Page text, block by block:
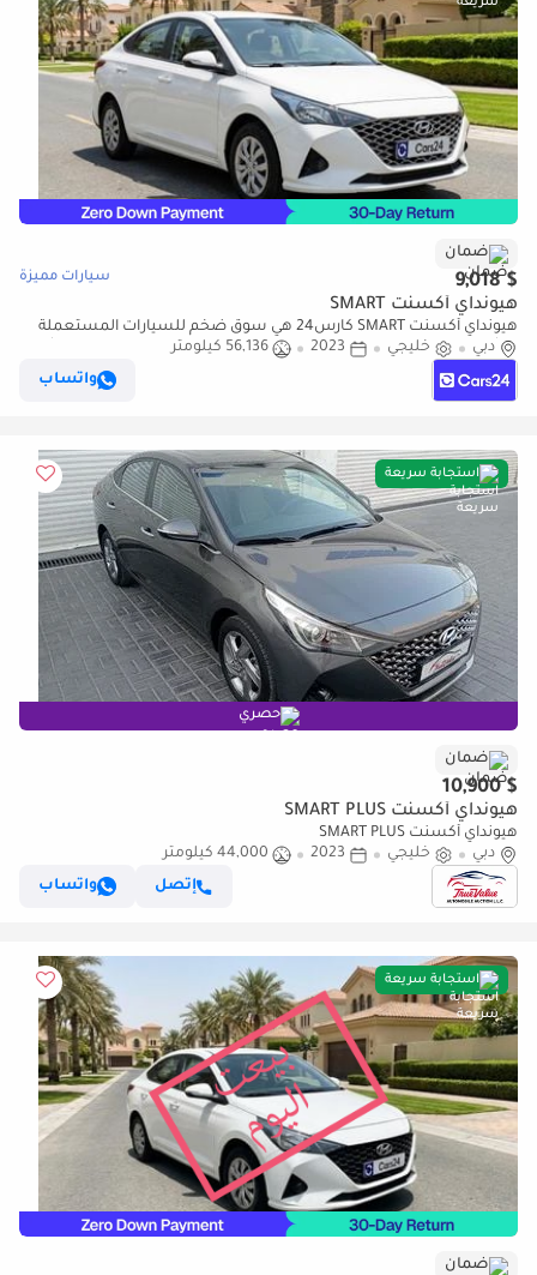
ضمان
$ 9,018 سيارات مميزة
هيونداي أكسنت SMART
هيونداي أكسنت SMART كارس24 هي سوق ضخم للسيارات المستعملة
موثوق ومضمون ٪كارس24 هي سوق ضخم للسيارات المستعملة موثوق
دبي خليجي 2023
56,136 كيلومتر
واتساب
استجابة سريعة
حصري
ضمان
$ 10,900
هيونداي أكسنت SMART PLUS
هيونداي أكسنت SMART PLUS
دبي
خليجي 2023
44,000 كيلومتر
إتصل
واتساب
استجابة سريعة
ضمان